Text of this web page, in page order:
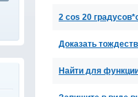
2 cos 20
Доказать
Найти для